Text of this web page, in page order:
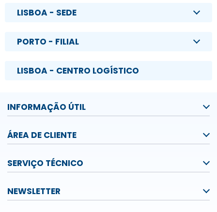
LISBOA - SEDE
PORTO - FILIAL
LISBOA - CENTRO LOGÍSTICO
INFORMAÇÃO ÚTIL
ÁREA DE CLIENTE
SERVIÇO TÉCNICO
NEWSLETTER